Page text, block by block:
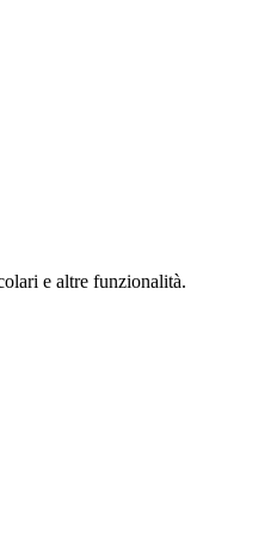
e altre funzionalità.